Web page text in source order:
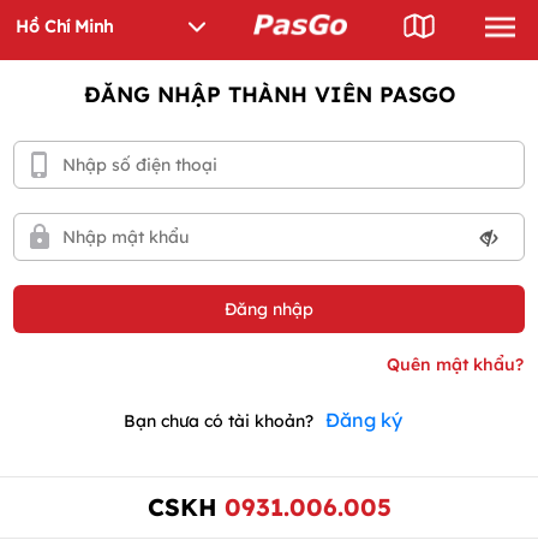
ĐĂNG NHẬP THÀNH VIÊN PASGO
Bạn chưa có tài khoản? Đăng ký
CSKH 0931.006.005